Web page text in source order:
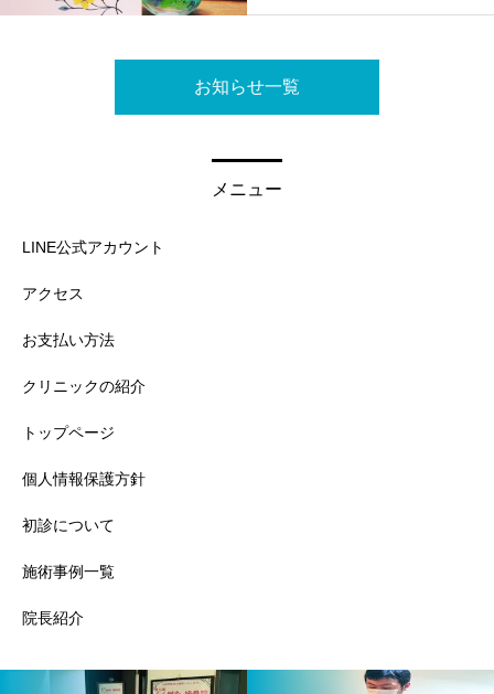
お知らせ一覧
メニュー
LINE公式アカウント
アクセス
お支払い方法
クリニックの紹介
トップページ
個人情報保護方針
初診について
施術事例一覧
院長紹介